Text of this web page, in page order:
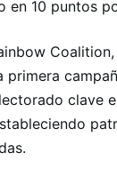
en 10 puntos
primera
clave